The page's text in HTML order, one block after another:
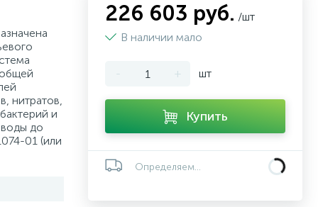
нитратов,
и
до
01 (или
226 603 руб. /шт
В наличии мало
- + шт
Купить
Определяем...